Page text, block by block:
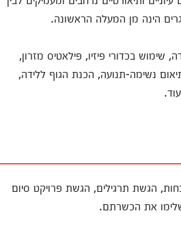
הינה מן המעלה הראשונה.
בכדורי פיזיו, פילאטיס מזרון,
נשימה-תנועה, הכנת הגוף ללידה,
הגשת תרגילים, הגשת פרויקט סיום
את הכשרתם.